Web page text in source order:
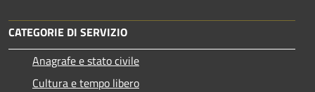
CATEGORIE DI SERVIZIO
Anagrafe e stato civile
Cultura e tempo libero